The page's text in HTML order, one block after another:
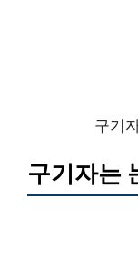
구기
구기자는